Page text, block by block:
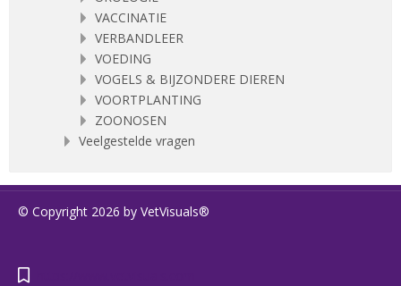
VACCINATIE
VERBANDLEER
VOEDING
VOGELS & BIJZONDERE DIEREN
VOORTPLANTING
ZOONOSEN
Veelgestelde vragen
© Copyright 2026 by VetVisuals®